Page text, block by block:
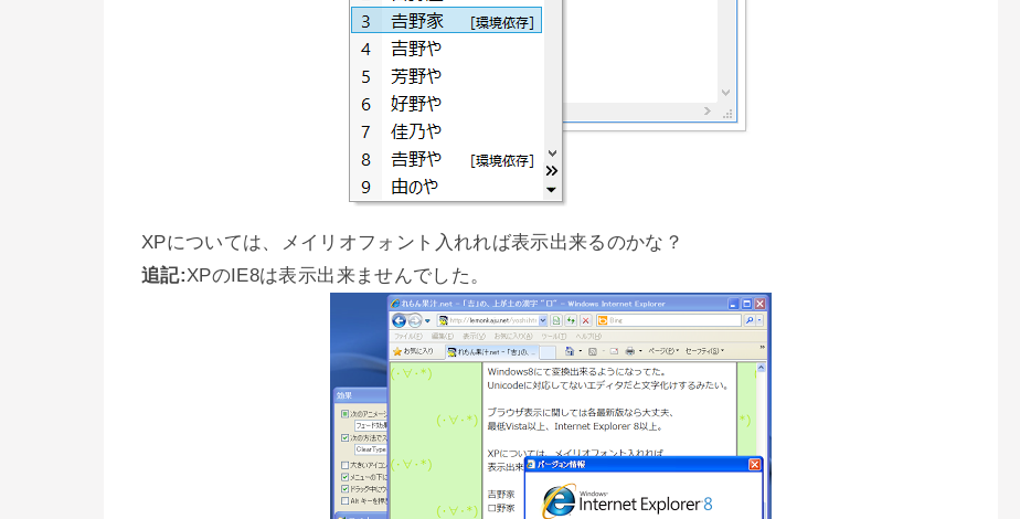
XPについては、メイリオフォント入れれば表示出来るのかな？
追記:XPのIE8は表示出来ませんでした。